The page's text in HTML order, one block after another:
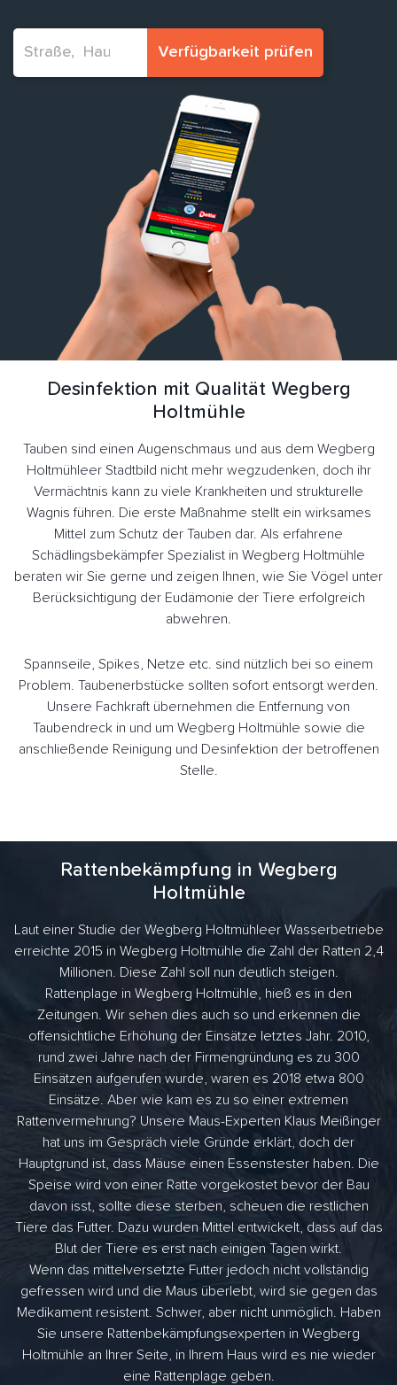
Verfügbarkeit prüfen
Desinfektion mit Qualität Wegberg
Holtmühle
Tauben sind einen Augenschmaus und aus dem Wegberg
Holtmühleer Stadtbild nicht mehr wegzudenken, doch ihr
Vermächtnis kann zu viele Krankheiten und strukturelle
Wagnis führen. Die erste Maßnahme stellt ein wirksames
Mittel zum Schutz der Tauben dar. Als erfahrene
Schädlingsbekämpfer Spezialist in Wegberg Holtmühle
beraten wir Sie gerne und zeigen Ihnen, wie Sie Vögel unter
Berücksichtigung der Eudämonie der Tiere erfolgreich
abwehren.
Spannseile, Spikes, Netze etc. sind nützlich bei so einem
Problem. Taubenerbstücke sollten sofort entsorgt werden.
Unsere Fachkraft übernehmen die Entfernung von
Taubendreck in und um Wegberg Holtmühle sowie die
anschließende Reinigung und Desinfektion der betroffenen
Stelle.
Rattenbekämpfung in Wegberg
Holtmühle
Laut einer Studie der Wegberg Holtmühleer Wasserbetriebe
erreichte 2015 in Wegberg Holtmühle die Zahl der Ratten 2,4
Millionen. Diese Zahl soll nun deutlich steigen.
Rattenplage in Wegberg Holtmühle, hieß es in den
Zeitungen. Wir sehen dies auch so und erkennen die
offensichtliche Erhöhung der Einsätze letztes Jahr. 2010,
rund zwei Jahre nach der Firmengründung es zu 300
Einsätzen aufgerufen wurde, waren es 2018 etwa 800
Einsätze. Aber wie kam es zu so einer extremen
Rattenvermehrung? Unsere Maus-Experten Klaus Meißinger
hat uns im Gespräch viele Gründe erklärt, doch der
Hauptgrund ist, dass Mäuse einen Essenstester haben. Die
Speise wird von einer Ratte vorgekostet bevor der Bau
davon isst, sollte diese sterben, scheuen die restlichen
Tiere das Futter. Dazu wurden Mittel entwickelt, dass auf das
Blut der Tiere es erst nach einigen Tagen wirkt.
Wenn das mittelversetzte Futter jedoch nicht vollständig
gefressen wird und die Maus überlebt, wird sie gegen das
Medikament resistent. Schwer, aber nicht unmöglich. Haben
Sie unsere Rattenbekämpfungsexperten in Wegberg
Holtmühle an Ihrer Seite, in Ihrem Haus wird es nie wieder
eine Rattenplage geben.